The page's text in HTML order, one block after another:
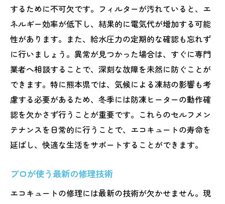
するために不可欠です。フィルターが汚れていると、エ
ネルギー効率が低下し、結果的に電気代が増加する可能
性があります。また、給水圧力の定期的な確認も忘れず
に行いましょう。異常が見つかった場合は、すぐに専門
業者へ相談することで、深刻な故障を未然に防ぐことが
できます。特に熊本県では、気候による凍結の影響も考
慮する必要があるため、冬季には防凍ヒーターの動作確
認を欠かさず行うことが重要です。これらのセルフメン
テナンスを日常的に行うことで、エコキュートの寿命を
延ばし、快適な生活をサポートすることができます。
プロが使う最新の修理技術
エコキュートの修理には最新の技術が欠かせません。現